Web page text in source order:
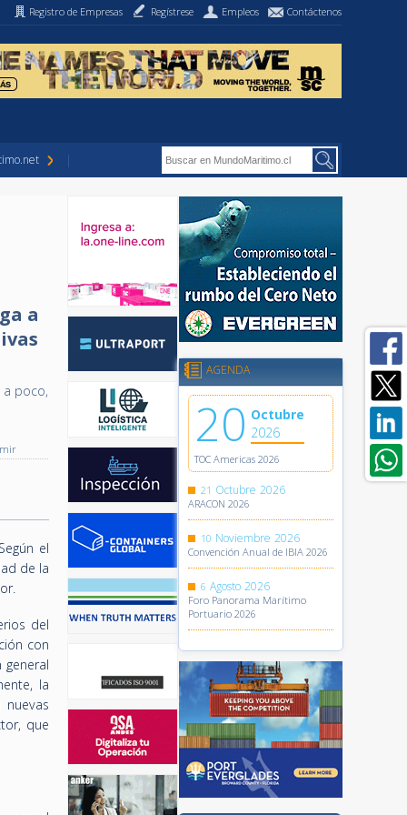
Registro de Empresas Regístrese Empleos Contáctenos
a
a poco,
el
de la
del
con
la
que
AGENDA
20 Octubre
2026
TOC Americas 2026
21 Octubre 2026
ARACON 2026
10 Noviembre 2026
Convención Anual de IBIA 2026
6 Agosto 2026
Foro Panorama Marítimo
Portuario 2026